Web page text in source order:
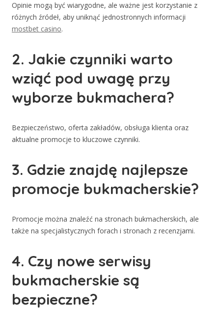
Opinie mogą być wiarygodne, ale ważne jest korzystanie z
różnych źródeł, aby uniknąć jednostronnych informacji
mostbet casino.
2. Jakie czynniki warto
wziąć pod uwagę przy
wyborze bukmachera?
Bezpieczeństwo, oferta zakładów, obsługa klienta oraz
aktualne promocje to kluczowe czynniki.
3. Gdzie znajdę najlepsze
promocje bukmacherskie?
Promocje można znaleźć na stronach bukmacherskich, ale
także na specjalistycznych forach i stronach z recenzjami.
4. Czy nowe serwisy
bukmacherskie są
bezpieczne?